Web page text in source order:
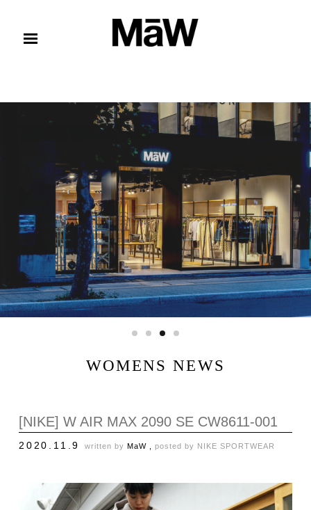
WOMENS NEWS
[NIKE] W AIR MAX 2090 SE CW8611-001
2020.11.9 written by MaW , posted by NIKE SPORTWEAR